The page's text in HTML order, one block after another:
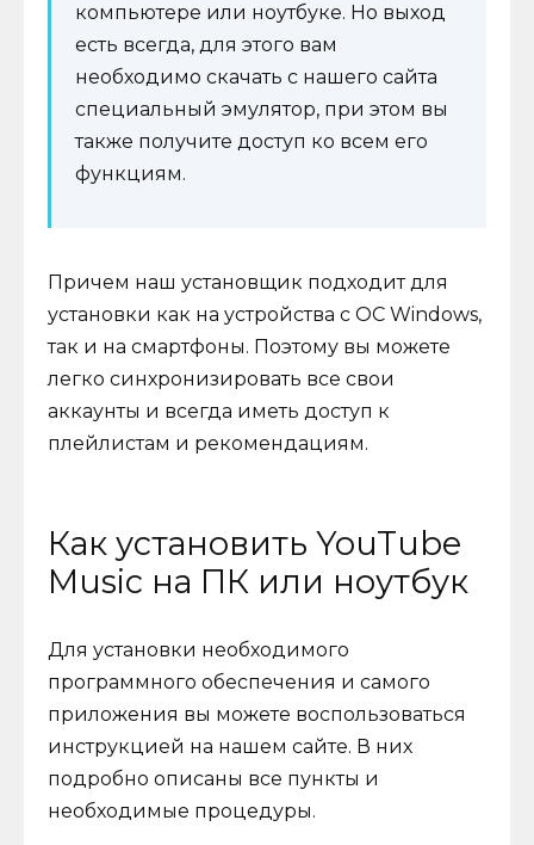
компьютере или ноутбуке. Но выход
есть всегда, для этого вам
необходимо скачать с нашего сайта
специальный эмулятор, при этом вы
также получите доступ ко всем его
функциям.
Причем наш установщик подходит для
установки как на устройства с ОС Windows,
так и на смартфоны. Поэтому вы можете
легко синхронизировать все свои
аккаунты и всегда иметь доступ к
плейлистам и рекомендациям.
Как установить YouTube
Music на ПК или ноутбук
Для установки необходимого
программного обеспечения и самого
приложения вы можете воспользоваться
инструкцией на нашем сайте. В них
подробно описаны все пункты и
необходимые процедуры.